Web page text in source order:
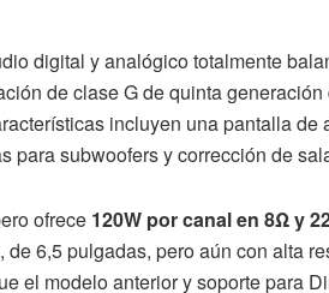
digital y analógico totalmente
de clase G de quinta
incluyen una pantalla de
para subwoofers y corrección de
ofrece 120W por canal en 8Ω y
6,5 pulgadas, pero aún con alta
el modelo anterior y soporte para